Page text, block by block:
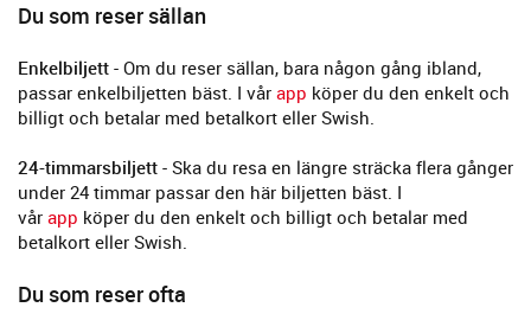
Du som reser sällan
Enkelbiljett - Om du reser sällan, bara någon gång ibland,
passar enkelbiljetten bäst. I vår app köper du den enkelt och
billigt och betalar med betalkort eller Swish.
24-timmarsbiljett - Ska du resa en längre sträcka flera gånger
under 24 timmar passar den här biljetten bäst. I
vår app köper du den enkelt och billigt och betalar med
betalkort eller Swish.
Du som reser ofta